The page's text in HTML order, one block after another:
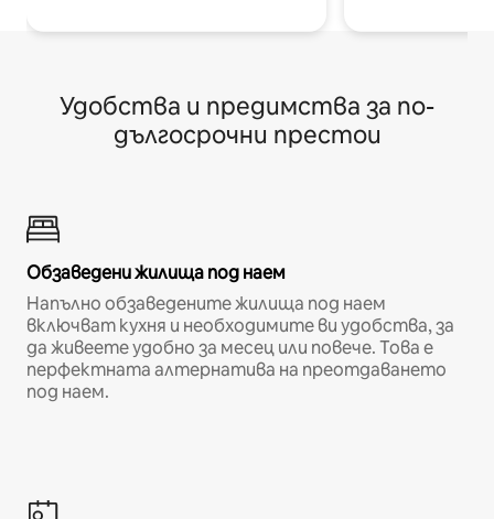
Удобства и предимства за по-
дългосрочни престои
Обзаведени жилища под наем
Напълно обзаведените жилища под наем
включват кухня и необходимите ви удобства, за
да живеете удобно за месец или повече. Това е
перфектната алтернатива на преотдаването
под наем.